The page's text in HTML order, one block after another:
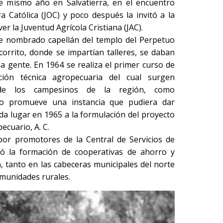
mismo año en Salvatierra, en el encuentro
Católica (JOC) y poco después la invitó a la
la Juventud Agrícola Cristiana (JAC).
nombrado capellán del templo del Perpetuo
donde se impartían talleres, se daban
gente. En 1964 se realiza el primer curso de
técnica agropecuaria del cual surgen
los campesinos de la región, como
promueve una instancia que pudiera dar
lugar en 1965 a la formulación del proyecto
A. C.
promotores de la Central de Servicios de
la formación de cooperativas de ahorro y
tanto en las cabeceras municipales del norte
rurales.